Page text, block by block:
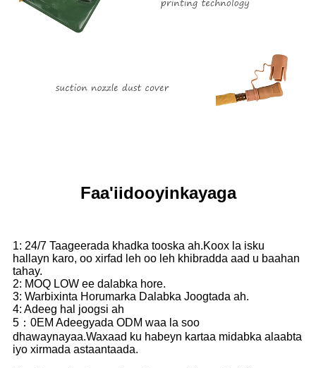
Faa'iidooyinkayaga
1: 24/7 Taageerada khadka tooska ah.Koox la isku
hallayn karo, oo xirfad leh oo leh khibradda aad u baahan
tahay.
2: MOQ LOW ee dalabka hore.
3: Warbixinta Horumarka Dalabka Joogtada ah.
4: Adeeg hal joogsi ah
5：0EM Adeegyada ODM waa la soo
dhawaynayaa.Waxaad ku habeyn kartaa midabka alaabta
iyo xirmada astaantaada.